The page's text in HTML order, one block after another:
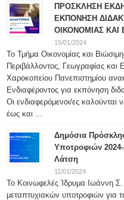
ΠΡΟΣΚΛΗΣΗ
ΕΚΠΟΝΗΣΗ
ΟΙΚΟΝΟΜΙΑΣ ΚΑΙ
15/01/2024
Το Τμήμα Οικονομίας και
Περιβάλλοντος, Γεωγραφίας
Χαροκοπείου Πανεπιστημίου
Ενδιαφέροντος για εκπόνηση
Οι ενδιαφερόμενοι/ες καλούνται
έως και ...
Δημόσια
Υποτροφιών
Λάτση
11/01/2024
Το Κοινωφελές Ίδρυμα Ιωάννη
μεταπτυχιακών υποτροφιών για